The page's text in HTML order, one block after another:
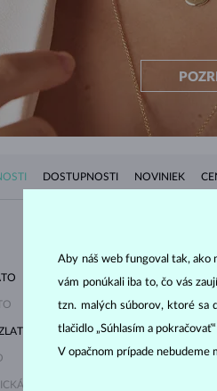
DOSTUPNOSTI NOVINIEK
OCEĽ
ZIRKÓNIE
DIAMANT LAB
RŮŽOVÝ
Aby náš web fungoval tak, ako
vám ponúkali iba to, čo vás
tzn. malých súborov, ktoré sa
tlačidlo „Súhlasím a
V opačnom prípade